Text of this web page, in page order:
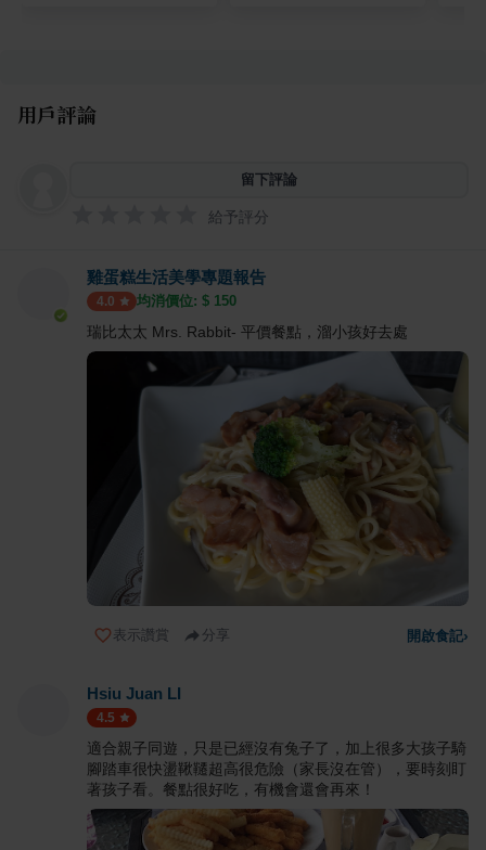
用戶評論
留下評論
給予評分
雞蛋糕生活美學專題報告
4.0 均消價位: $ 150
瑞比太太 Mrs. Rabbit- 平價餐點，溜小孩好去處
表示讚賞 分享 開啟食記›
Hsiu Juan LI
4.5
適合親子同遊，只是已經沒有兔子了，加上很多大孩子騎
腳踏車很快盪鞦韆超高很危險（家長沒在管），要時刻盯
著孩子看。餐點很好吃，有機會還會再來！